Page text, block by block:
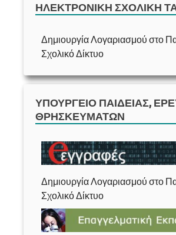
ΗΛΕΚΤΡΟΝΙΚΉ ΣΧΟΛΙΚΉ
Δημιουργία Λογαριασμού στο
Σχολικό Δίκτυο
ΥΠΟΥΡΓΕΊΟ ΠΑΙΔΕΊΑΣ,
ΘΡΗΣΚΕΥΜΆΤΩΝ
Δημιουργία Λογαριασμού στο
Σχολικό Δίκτυο